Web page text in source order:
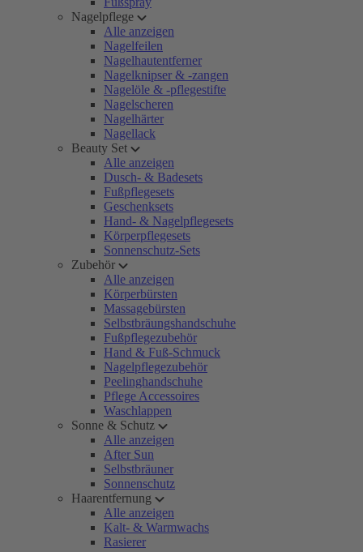
Nagelpflege
Alle anzeigen
Nagelfeilen
Nagelhautentferner
Nagelknipser & -zangen
Nagelöle & -pflegestifte
Nagelscheren
Nagelhärter
Nagellack
Beauty Set
Alle anzeigen
Dusch- & Badesets
Fußpflegesets
Geschenksets
Hand- & Nagelpflegesets
Körperpflegesets
Sonnenschutz-Sets
Zubehör
Alle anzeigen
Körperbürsten
Massagebürsten
Selbstbräungshandschuhe
Fußpflegezubehör
Hand & Fuß-Schmuck
Nagelpflegezubehör
Peelinghandschuhe
Pflege Accessoires
Waschlappen
Sonne & Schutz
Alle anzeigen
After Sun
Selbstbräuner
Sonnenschutz
Haarentfernung
Alle anzeigen
Kalt- & Warmwachs
Rasierer